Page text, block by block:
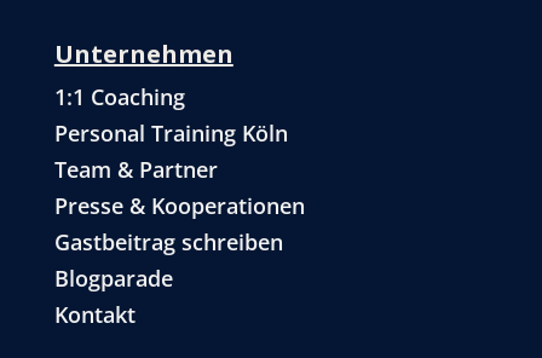
Unternehmen
1:1 Coaching
Personal Training Köln
Team & Partner
Presse & Kooperationen
Gastbeitrag schreiben
Blogparade
Kontakt